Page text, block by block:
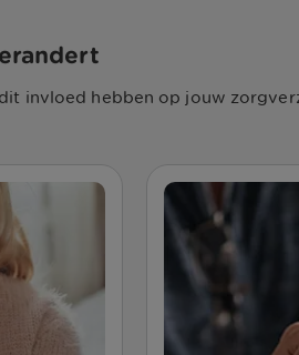
invloed hebben op jouw